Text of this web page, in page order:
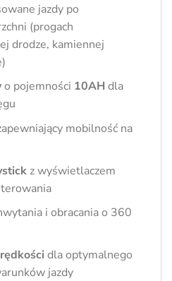
jazdy po
(progach
drodze, kamiennej
o pojemności 10AH dla
mobilność na
z wyświetlaczem
i obracania o 360
dla optymalnego
jazdy